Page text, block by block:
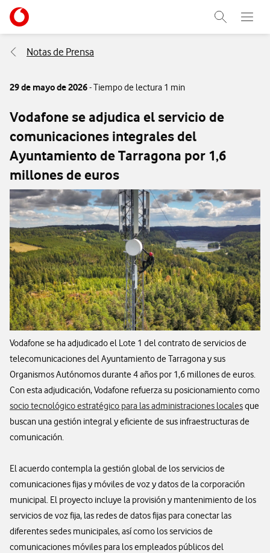
Ir a la pagina principal de vodafone.es
Abrir
Menu
Abre
Notas de Prensa
29 de mayo de 2026- Tiempo de lectura 1 min
Vodafone se adjudica el servicio de
comunicaciones integrales del
Ayuntamiento de Tarragona por 1,6
millones de euros
Vodafone se ha adjudicado el Lote 1 del contrato de servicios de
telecomunicaciones del Ayuntamiento de Tarragona y sus
Organismos Autónomos durante 4 años por 1,6 millones de euros.
Con esta adjudicación, Vodafone refuerza su posicionamiento como
socio tecnológico estratégico para las administraciones localesque
buscan una gestión integral y eficiente de sus infraestructuras de
comunicación.
El acuerdo contempla la gestión global de los servicios de
comunicaciones fijas y móviles de voz y datos de la corporación
municipal. El proyecto incluye la provisión y mantenimiento de los
servicios de voz fija, las redes de datos fijas para conectar las
diferentes sedes municipales, así como los servicios de
comunicaciones móviles para los empleados públicos del